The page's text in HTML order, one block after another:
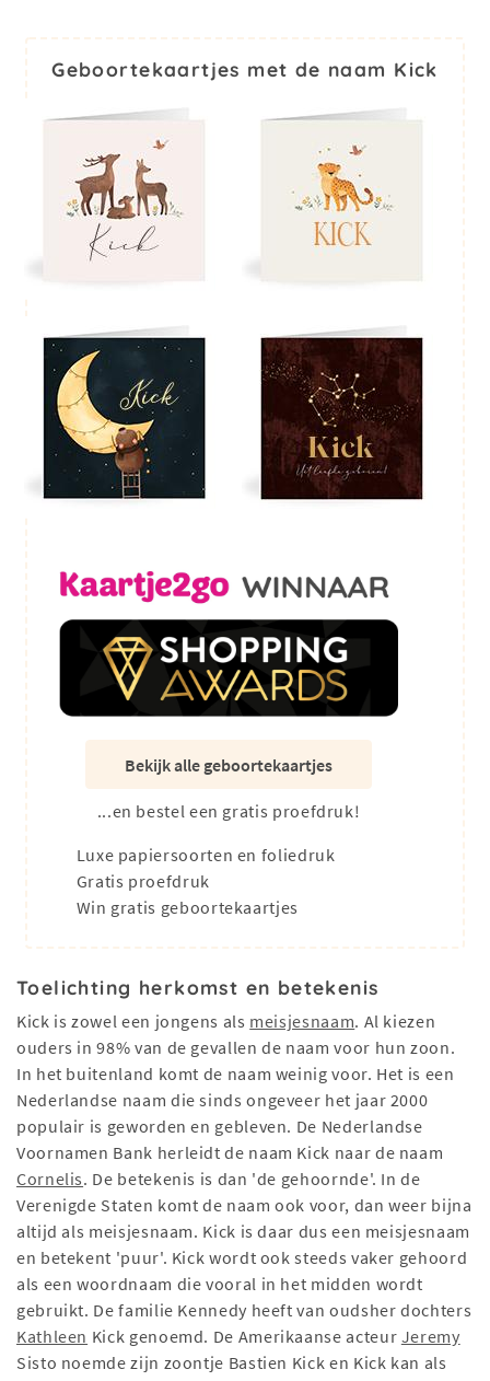
Geboortekaartjes met de naam Kick
Bekijk alle geboortekaartjes
...en bestel een gratis proefdruk!
Luxe papiersoorten en foliedruk
Gratis proefdruk
Win gratis geboortekaartjes
Toelichting herkomst en betekenis
Kick is zowel een jongens als meisjesnaam. Al kiezen
ouders in 98% van de gevallen de naam voor hun zoon.
In het buitenland komt de naam weinig voor. Het is een
Nederlandse naam die sinds ongeveer het jaar 2000
populair is geworden en gebleven. De Nederlandse
Voornamen Bank herleidt de naam Kick naar de naam
Cornelis. De betekenis is dan 'de gehoornde'. In de
Verenigde Staten komt de naam ook voor, dan weer bijna
altijd als meisjesnaam. Kick is daar dus een meisjesnaam
en betekent 'puur'. Kick wordt ook steeds vaker gehoord
als een woordnaam die vooral in het midden wordt
gebruikt. De familie Kennedy heeft van oudsher dochters
Kathleen Kick genoemd. De Amerikaanse acteur Jeremy
Sisto noemde zijn zoontje Bastien Kick en Kick kan als